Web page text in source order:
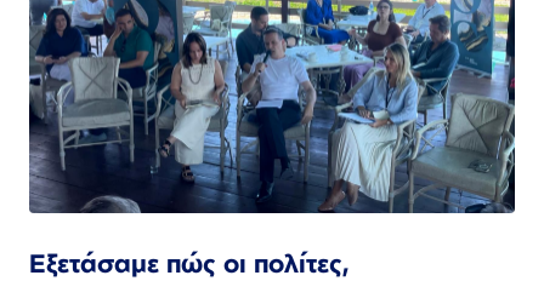
Εξετάσαμε πώς οι πολίτες,